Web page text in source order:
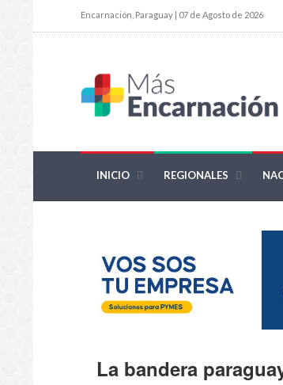
Encarnación, Paraguay | 07 de Agosto de 2026
INICIO REGIONALES
La bandera